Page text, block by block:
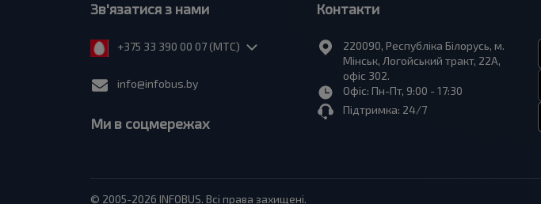
Зв'язатися з нами
+375 33 390 00 07 (МТС)
info@infobus.by
Ми в соцмережах
Контакти
220090, Республіка Білорусь, м.
Мінськ, Логойський тракт, 22А,
офіс 302.
Офіс: Пн-Пт, 9:00 - 17:30
Підтримка: 24/7
© 2005-2026 INFOBUS. Всі права захищені.